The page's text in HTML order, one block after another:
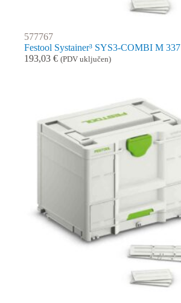
577767
Festool Systainer³ SYS3-COMBI M 337
193,03 € (PDV uključen)